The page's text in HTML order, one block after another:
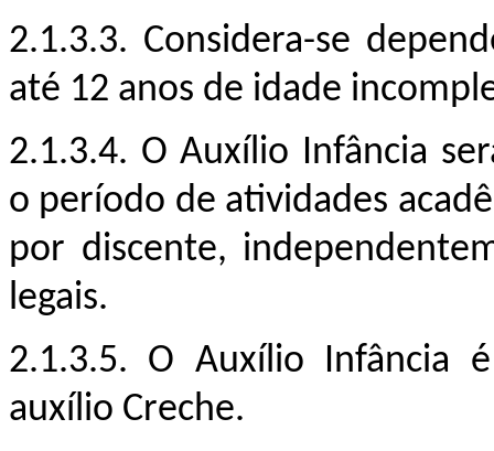
2.1.3.3. Considera-se
até 12 anos de idade
2.1.3.4. O Auxílio Infância
o período de atividades
por discente,
legais.
2.1.3.5. O Auxílio Infância
auxílio Creche.